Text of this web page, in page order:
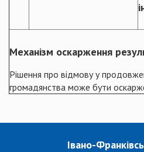
Механізм оскарження
Рішення про відмову у
громадянства може бути
Івано-